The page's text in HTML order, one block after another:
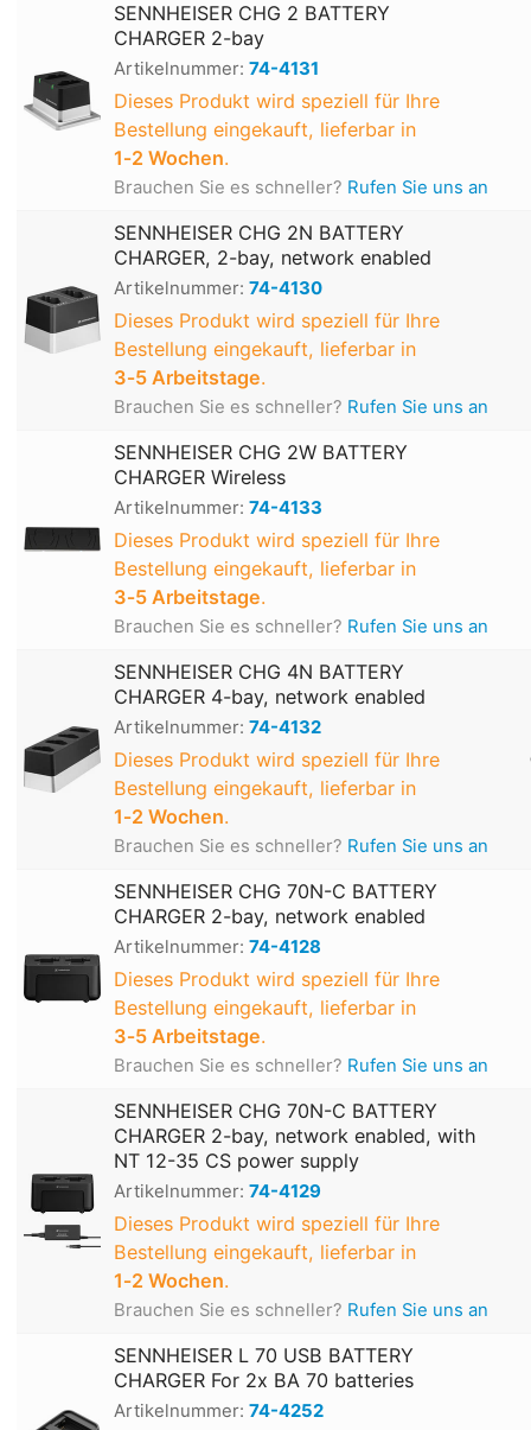
SENNHEISER CHG 2 BATTERY
CHARGER 2-bay
Artikelnummer: 74-4131
Dieses Produkt wird speziell für Ihre
Bestellung eingekauft, lieferbar in
1‑2 Wochen.
Brauchen Sie es schneller? Rufen Sie uns an
SENNHEISER CHG 2N BATTERY
CHARGER, 2-bay, network enabled
Artikelnummer: 74-4130
Dieses Produkt wird speziell für Ihre
Bestellung eingekauft, lieferbar in
3‑5 Arbeitstage.
Brauchen Sie es schneller? Rufen Sie uns an
SENNHEISER CHG 2W BATTERY
CHARGER Wireless
Artikelnummer: 74-4133
Dieses Produkt wird speziell für Ihre
Bestellung eingekauft, lieferbar in
3‑5 Arbeitstage.
Brauchen Sie es schneller? Rufen Sie uns an
SENNHEISER CHG 4N BATTERY
CHARGER 4-bay, network enabled
Artikelnummer: 74-4132
Dieses Produkt wird speziell für Ihre
Bestellung eingekauft, lieferbar in
1‑2 Wochen.
Brauchen Sie es schneller? Rufen Sie uns an
SENNHEISER CHG 70N-C BATTERY
CHARGER 2-bay, network enabled
Artikelnummer: 74-4128
Dieses Produkt wird speziell für Ihre
Bestellung eingekauft, lieferbar in
3‑5 Arbeitstage.
Brauchen Sie es schneller? Rufen Sie uns an
SENNHEISER CHG 70N-C BATTERY
CHARGER 2-bay, network enabled, with
NT 12-35 CS power supply
Artikelnummer: 74-4129
Dieses Produkt wird speziell für Ihre
Bestellung eingekauft, lieferbar in
1‑2 Wochen.
Brauchen Sie es schneller? Rufen Sie uns an
SENNHEISER L 70 USB BATTERY
CHARGER For 2x BA 70 batteries
Artikelnummer: 74-4252